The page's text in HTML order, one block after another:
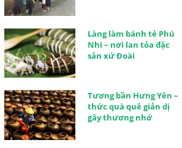
Làng làm bánh tẻ Phú
Nhi – nơi lan tỏa đặc
sản xứ Đoài
Tương bần Hưng Yên –
thức quà quê giản dị
gây thương nhớ